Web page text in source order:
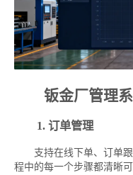
钣金厂管理系
1. 订单管理
支持在线下单、订单跟
程中的每一个步骤都清晰可